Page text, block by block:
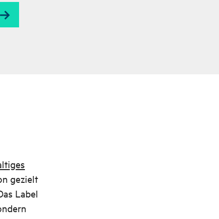
hinaus ins Meer reichen.
Sonne mit Strandleben
windstillem Meer bis zu einer
auf dem Leuchtturm
die gegen die
gezielt
Label